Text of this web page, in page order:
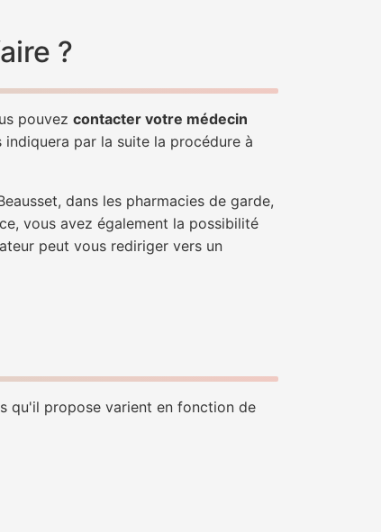
?
pouvez contacter votre médecin
par la suite la procédure à
dans les pharmacies de garde,
vous avez également la possibilité
peut vous rediriger vers un
qu'il propose varient en fonction de